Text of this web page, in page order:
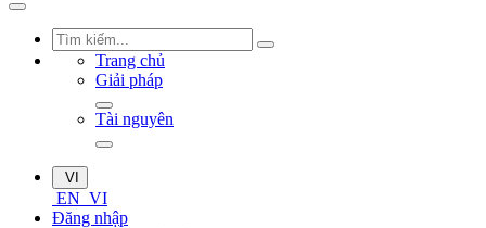
Trang chủ
Giải pháp
Tài nguyên
VI
EN VI
Đăng nhập